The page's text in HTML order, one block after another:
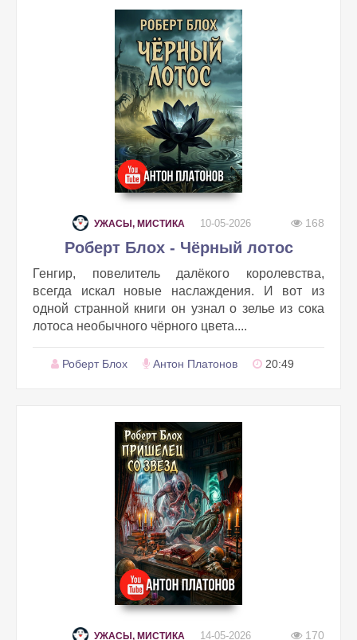
УЖАСЫ, МИСТИКА 10-05-2026 168
Роберт Блох - Чёрный лотос
Генгир, повелитель далёкого королевства,
всегда искал новые наслаждения. И вот из
одной странной книги он узнал о зелье из сока
лотоса необычного чёрного цвета....
Роберт Блох Антон Платонов 20:49
УЖАСЫ, МИСТИКА 14-05-2026 170